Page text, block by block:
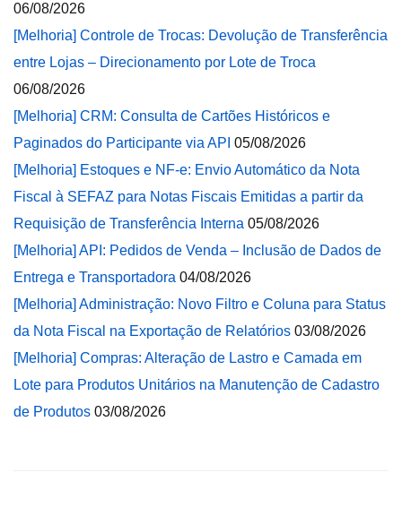
06/08/2026
[Melhoria] Controle de Trocas: Devolução de Transferência
entre Lojas – Direcionamento por Lote de Troca
06/08/2026
[Melhoria] CRM: Consulta de Cartões Históricos e
Paginados do Participante via API 05/08/2026
[Melhoria] Estoques e NF-e: Envio Automático da Nota
Fiscal à SEFAZ para Notas Fiscais Emitidas a partir da
Requisição de Transferência Interna 05/08/2026
[Melhoria] API: Pedidos de Venda – Inclusão de Dados de
Entrega e Transportadora 04/08/2026
[Melhoria] Administração: Novo Filtro e Coluna para Status
da Nota Fiscal na Exportação de Relatórios 03/08/2026
[Melhoria] Compras: Alteração de Lastro e Camada em
Lote para Produtos Unitários na Manutenção de Cadastro
de Produtos 03/08/2026